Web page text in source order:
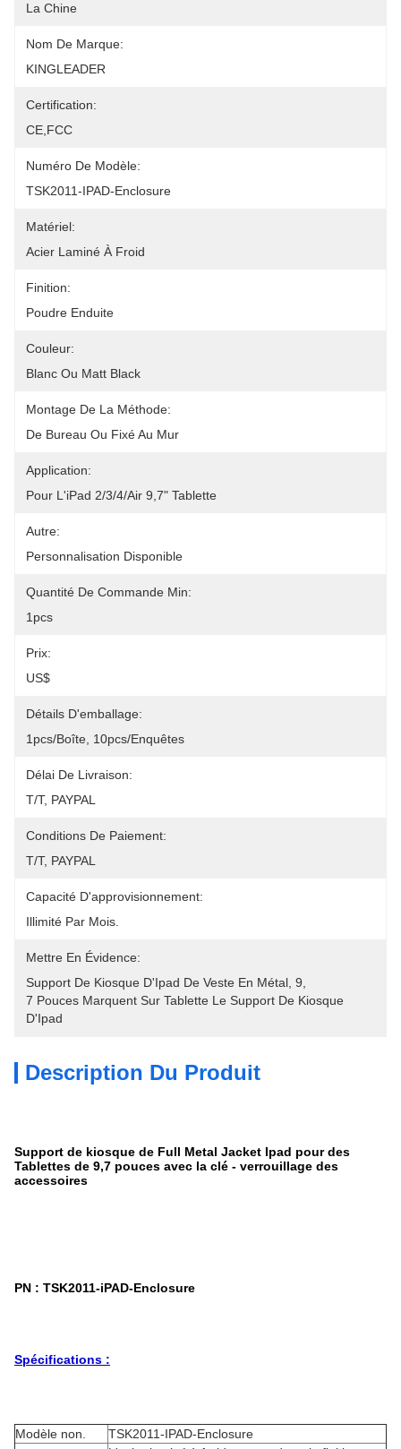
La Chine
Nom De Marque:
KINGLEADER
Certification:
CE,FCC
Numéro De Modèle:
TSK2011-IPAD-Enclosure
Matériel:
Acier Laminé À Froid
Finition:
Poudre Enduite
Couleur:
Blanc Ou Matt Black
Montage De La Méthode:
De Bureau Ou Fixé Au Mur
Application:
Pour L'iPad 2/3/4/air 9,7" Tablette
Autre:
Personnalisation Disponible
Quantité De Commande Min:
1pcs
Prix:
US$
Détails D'emballage:
1pcs/boîte, 10pcs/enquêtes
Délai De Livraison:
T/T, PAYPAL
Conditions De Paiement:
T/T, PAYPAL
Capacité D'approvisionnement:
Illimité Par Mois.
Mettre En Évidence:
Support De Kiosque D'Ipad De Veste En Métal 9
7 Pouces Marquent Sur Tablette Le Support De Kiosque
D'Ipad
Description Du Produit
Support de kiosque de Full Metal Jacket Ipad pour des
Tablettes de 9,7 pouces avec la clé - verrouillage des
accessoires
PN : TSK2011-iPAD-Enclosure
Spécifications :
Modèle non.
TSK2011-IPAD-Enclosure